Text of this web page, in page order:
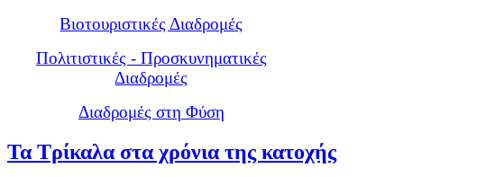
Βιοτουριστικές Διαδρομές
Πολιτιστικές - Προσκυνηματικές
Διαδρομές
Διαδρομές στη Φύση
Τα Τρίκαλα στα χρόνια της κατοχής